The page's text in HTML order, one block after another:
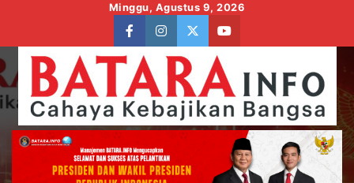
content
Minggu, Agustus 9, 2026
facebookinstagram
twitteryoutube